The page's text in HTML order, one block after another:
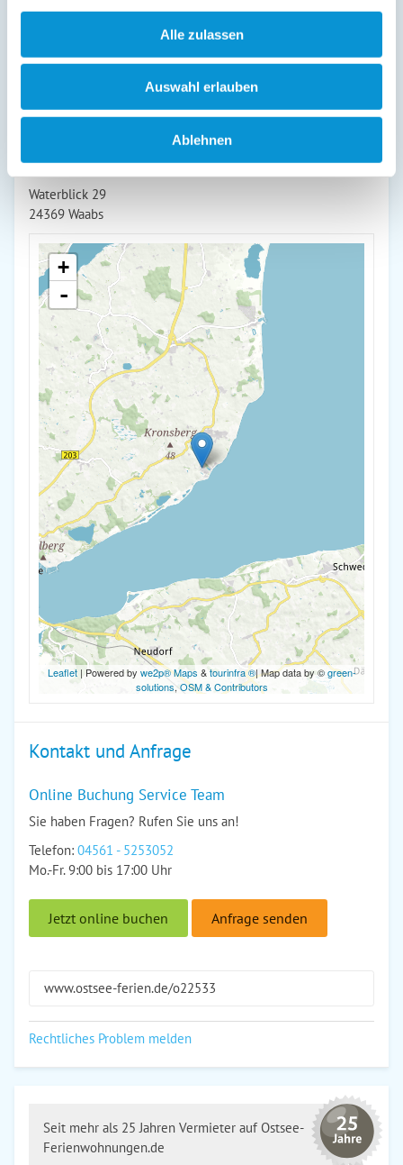
Alle zulassen
Auswahl erlauben
Ablehnen
Lage & Adresse des Objektes
Ostseegarten Langholz - Ferienwohnung Kleine Wolke (bis
2 Pers)
Waterblick 29
24369 Waabs
+
-
Leaflet| Powered by we2p® Maps &tourinfra ®| Map data by ©green-
solutions,OSM & Contributors
Kontakt und Anfrage
Online Buchung Service Team
Sie haben Fragen? Rufen Sie uns an!
Telefon: 04561 - 5253052
Mo.-Fr. 9:00 bis 17:00 Uhr
Jetzt online buchen Anfrage senden
www.ostsee-ferien.de/o22533
Rechtliches Problem melden
Seit mehr als 25 Jahren Vermieter auf Ostsee-
Ferienwohnungen.de